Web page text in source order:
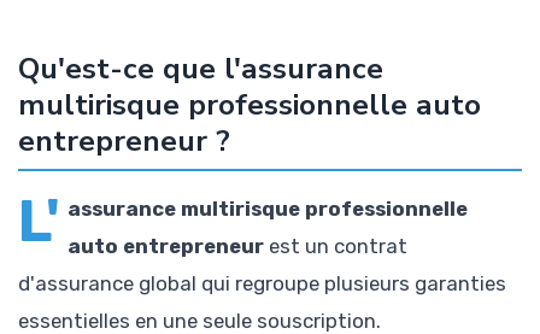
Qu'est-ce que l'assurance
multirisque professionnelle auto
entrepreneur ?
L' assurance multirisque professionnelle
auto entrepreneur est un contrat
d'assurance global qui regroupe plusieurs garanties
essentielles en une seule souscription.